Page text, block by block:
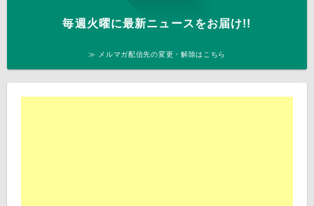
毎週火曜に最新ニュースをお届け!!
≫ メルマガ配信先の変更・解除はこちら